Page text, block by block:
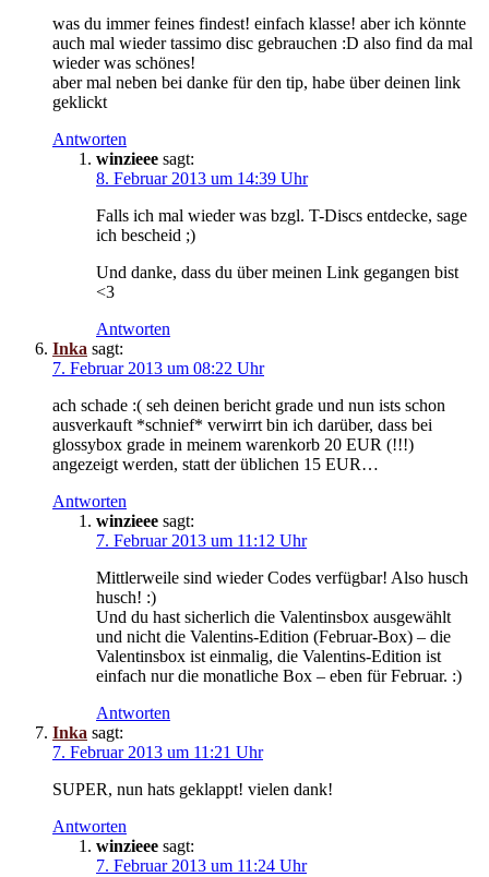
was du immer feines findest! einfach klasse! aber ich könnte
auch mal wieder tassimo disc gebrauchen :D also find da mal
wieder was schönes!
aber mal neben bei danke für den tip, habe über deinen link
geklickt
Antworten
winzieee sagt:
8. Februar 2013 um 14:39 Uhr
Falls ich mal wieder was bzgl. T-Discs entdecke, sage
ich bescheid ;)
Und danke, dass du über meinen Link gegangen bist
<3
Antworten
Inka sagt:
7. Februar 2013 um 08:22 Uhr
ach schade :( seh deinen bericht grade und nun ists schon
ausverkauft *schnief* verwirrt bin ich darüber, dass bei
glossybox grade in meinem warenkorb 20 EUR (!!!)
angezeigt werden, statt der üblichen 15 EUR…
Antworten
winzieee sagt:
7. Februar 2013 um 11:12 Uhr
Mittlerweile sind wieder Codes verfügbar! Also husch
husch! :)
Und du hast sicherlich die Valentinsbox ausgewählt
und nicht die Valentins-Edition (Februar-Box) – die
Valentinsbox ist einmalig, die Valentins-Edition ist
einfach nur die monatliche Box – eben für Februar. :)
Antworten
Inka sagt:
7. Februar 2013 um 11:21 Uhr
SUPER, nun hats geklappt! vielen dank!
Antworten
winzieee sagt:
7. Februar 2013 um 11:24 Uhr